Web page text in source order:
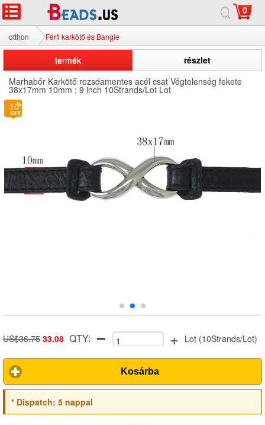
0
otthon Férfi karkötő és Bangle
termék
részlet
Marhabőr Karkötő rozsdamentes acél csat Végtelenség fekete
38x17mm 10mm : 9 inch 10Strands/Lot Lot
US$36.75 33.08 QTY: + Lot(10Strands/Lot)
Kosárba
*Dispatch: 5 nappal